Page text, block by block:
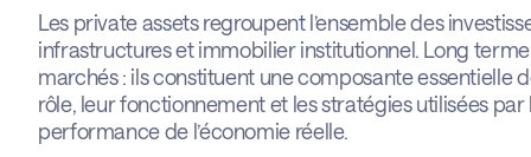
Les private assets regroupent l’ensemble des
infrastructures et immobilier institutionnel. Long
marchés : ils constituent une composante essentielle
rôle, leur fonctionnement et les stratégies utilisées
performance de l’économie réelle.